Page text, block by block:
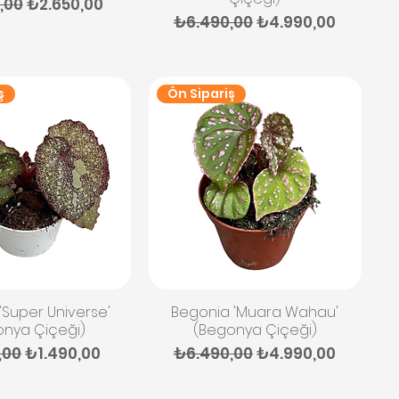
Normal Fiyat
₺6.490,00İndirimli Fiyat
₺4.990,00
BakışUniverse'
Çiçeği)
Fiyatİndirimli Fiyat
₺1.490,00
Hızlı Bakış
Ön Sipariş
Begonia 'Muara Wahau'
(Begonya Çiçeği)
Normal Fiyat
₺6.490,00İndirimli Fiyat
₺4.990,00